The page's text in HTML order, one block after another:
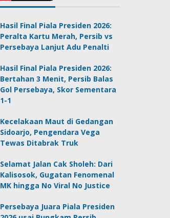
Hasil Final Piala Presiden 2026:
Peralta Kartu Merah, Persib vs
Persebaya Lanjut Adu Penalti
Hasil Final Piala Presiden 2026:
Bertahan 3 Menit, Persib Balas
Gol Persebaya, Skor Sementara
1-1
Kecelakaan Maut di Gedangan
Sidoarjo, Pengendara Vega
Tewas Ditabrak Truk
Selamat Jalan Cak Sholeh: Dari
Kalisosok, Gugatan Fenomenal
MK hingga No Viral No Justice
Persebaya Juara Piala Presiden